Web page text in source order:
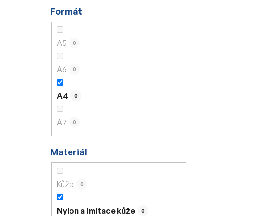
Formát
A5 0
A6 0
A4 0
A7 0
Materiál
Kůže 0
Nylon a imitace kůže 0